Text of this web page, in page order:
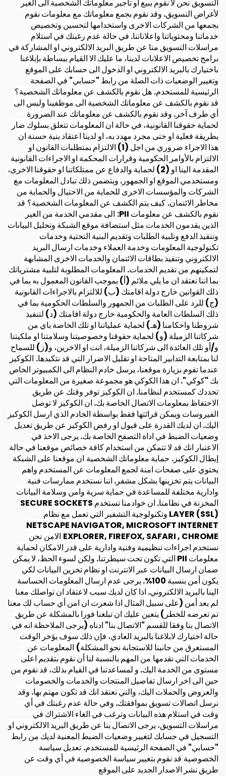
التسويق نحن لا نقوم ببيع او تأجير معلوماتك الشخصية الى الغير
لأغراض التسويق. وقد نقوم بجمع معلوماتك مع معلومات نقوم
بجمعها من الشركات الاخرى واستخدامها لتحسين وتخصيص
خدماتنا ومحتوياتنا واعلاناتنا. في حالة عدم رغبتك في استلام
مراسلات التسويق منا عن طريق البريد الالكتروني او المشاركة في
برامج تخصيص الاعلانات لدينا، ما عليك الا القيام ببساطة بإبلاغنا
باختيارك بالبريد الالكتروني او الدخول الى حسابك على الموقع
وتغيير الوضعيات ذات الصلة من رابط "حسابي" في الصفحة
الرئيسية للمستخدم. هل نقوم بالكشف عن معلوماتك الشخصية؟
قد نقوم بالكشف عن معلوماتك الشخصية الى موظفينا وليس الى
أي طرف آخر. وقد نقوم بالكشف عن معلوماتك عند الضرورة
لحماية حقوقنا القانونية، في حالة ان المعلومات تتعلق بسلوك ضار
بطريقة فعلية او حتى مجرد مهدد به، او لدينا اعتقاد بنية حسنة ان
هذا الاجراء ضروري من اجل (1) الالتزام بمتطلبات القانون او
الالتزام بالأوامر الحكومية وقرارات المحكمة او الاجراءات القانونية
المقدمة الينا او (2) لحماية والدفاع عن ممتلكاتنا او حقوقنا الاخرى،
ومستخدمي الموقع او الجمهور. ويتضمن ذلك تبادل المعلومات مع
الشركات والمؤسسات الاخرى للحماية من الاحتيال والحماية من
مخاطر الائتمان. كيف يتم الكشف عن المعلومات الشخصية؟ قد
نقوم بالكشف عن معلومات PII:
الى مقدمي الخدمة من الغير
الذين يقدمون الخدمات مثل استضافة موقع الشبكة وتحليل البيانات
وتنفيذ الدفع وتلبية الطلبات وتقديم البنية التحتية وخدمات
تكنولوجية المعلومات وخدمة العملاء وخدمات ارسال البريد
الالكتروني وتنفيذ بطاقات الائتمان والخدمات الاخرى المشابهة
لتمكينهم من تقديم الخدمات. المعلومات المطلوبة لتلبية مشترياتك
بما اننا نعتقد ان ما يلي ملائم (أ) بموجب القانون المعمول به بما في
ذلك القوانين خارج دولة اقامتك (ب) للالتزام بالاجراءات القانونية
(ج) للرد على الطلبات من الجمهور والسلطات الحكومية بما في
ذلك السلطات العامة والحكومية خارج دولة اقامتك (د) لتنفيذ
شروطنا واحكامنا (هـ) لحماية عملياتنا او تلك الخاصة باي من
شركاتنا الزميلة (و) لحماية حقوقنا وخصوصيتنا وسلامتنا او ملكيتنا
و/أو تلك العائدة الى شركاتنا الزميلة، انت او الاخرين، و(ز) للسماح
لنا بمتابعة التدابير المتاحة او تقليل الاضرار التي قد نتكبدها. الكوكيز
عندما تقوم بزيارة موقعنا، يرسل خادم النظام الى الكمبيوتر الخاص
بك "كوكي". ان هذا الكوكي هو مجموعة صغيرة من المعلومات التي
تحددك كمستخدم لنظامنا. ان الكوكيز توفر وقتك عن طريق
الاحتفاظ بمعلومات الاتصال الخاصة بك. ان الكوكيز لا توصل
الفيروسات ويمكن قرائتها فقط بواسطة الخادم الذي ارسل الكوكيز
اليك. ان لديك القدرة على قبول او رفض الكوكيز عن طريق تعديل
وضعيات الضبط في اداة التصفح الخاصة بك. يرجى الاخذ في
الاعتبار انك قد لا تتمكن من استخدام كافة خصائص موقعنا في حالة
إبطال الكوكيز. حماية معلوماتك الشخصية ان موقعنا على الشبكة
يحتوي على صفحات امنة لجمع المعلومات عن المستخدم واهم
البيانات يتم تخزينها بشكل مشفر. اننا نستخدم ممارسات فنية
وادارية مختلفة للمساعدة في حماية سرية وامن وسلامة البيانات
المخزنة في نظامنا. ان خوادمنا تستخدم SECURE SOCKETS
LAYER (SSL) وتكنولوجية التشفير التي تعمل مع نظام
NETSCAPE NAVIGATOR, MICROSOFT INTERNET
EXPLORER, FIREFOX, SAFARI , CHROME الامن نحن
نستخدم اجراءات تنظيمية وفنية وادارية على قدر الامكان لحماية
معلومات PII التي تكون تحت سيطرتنا. ولكن لسوء الحظ، لا يمكن
ضمان ارسال البيانات عبر الانترنت او نظام تخزين البيانات لكي
يكون أمن بنسبة 100%. يرجى عدم ارسال المعلومات الحساسة
الينا بالبريد الالكتروني. اذا كان لديك سبب لاعتقاد ان تواصلك معنا
لم يعد أمن (على سبيل المثال اذا شعرت ان امن أي حساب لك معنا
تم تعرضه للخطر) يتعين عليك ان تبلغنا فورا بالمشكلة عن طريق
الاتصال بنا وفقا للقسم "الاتصال بنا" ادناه (يرجى الملاحظة انه في
حالة اختيارك لابلاغنا بالبريد العادي، فإن ذلك سوف يؤخر الوقت
المستغرق من جانبنا للاستجابة نحو المشكلة) المعلومات عن
الخدمات التي نقدمها من المهم بالنسبة لنا أن نقوم بتقديم اعلى
مستوى من الخدمة اليك. و لمساعدتنا في القيام بذلك، قد نقوم من
حين الى اخر ارسال تفاصيل المنتجات والخدمات والخصومات
والعروض والحملات اليك، والتي نعتقد انك قد تكون مهتم بها. وقد
نرسل اتصالات تسويق بموافقتك. وفي حالة عدم رغبتك في أي
وقت في استلام هذه البيانات وترغب في الغاء الاشتراك في
مراسلات التسويق، يرجى الاتصال بنا عن طريق البريد الالكتروني او
التسجيل في حسابك لتغيير وضعيات الضبط المعنية لديك من رابط
"حسابي" في الصفحة الرئيسية للمستخدم. تعديل سياسة
الخصوصية قد نقوم بتغيير سياسة الخصوصية في أي وقت عن
طريق نشر الاصدار الجديد على الموقع